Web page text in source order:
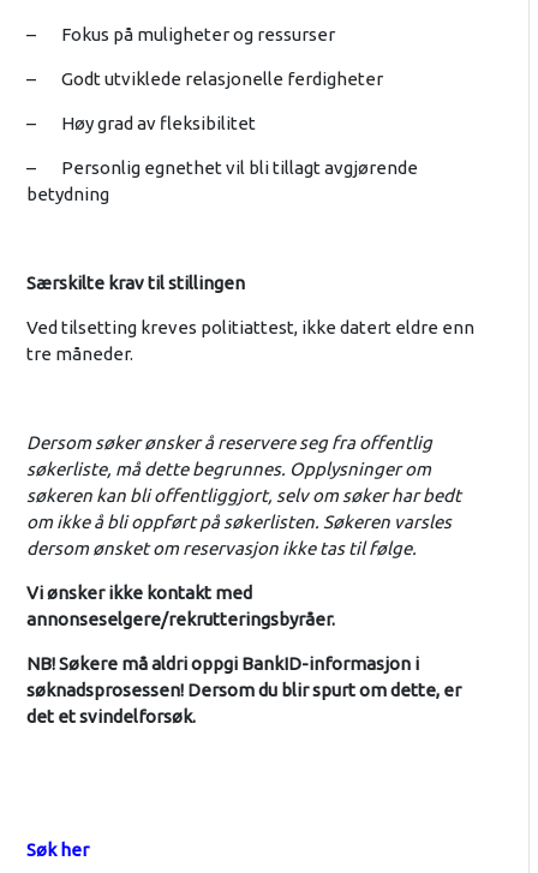
– Fokus på muligheter og ressurser
– Godt utviklede relasjonelle ferdigheter
– Høy grad av fleksibilitet
– Personlig egnethet vil bli tillagt avgjørende
betydning
Særskilte krav til stillingen
Ved tilsetting kreves politiattest, ikke datert eldre enn
tre måneder.
Dersom søker ønsker å reservere seg fra offentlig
søkerliste, må dette begrunnes. Opplysninger om
søkeren kan bli offentliggjort, selv om søker har bedt
om ikke å bli oppført på søkerlisten. Søkeren varsles
dersom ønsket om reservasjon ikke tas til følge.
Vi ønsker ikke kontakt med
annonseselgere/rekrutteringsbyråer.
NB! Søkere må aldri oppgi BankID-informasjon i
søknadsprosessen! Dersom du blir spurt om dette, er
det et svindelforsøk.
Søk her